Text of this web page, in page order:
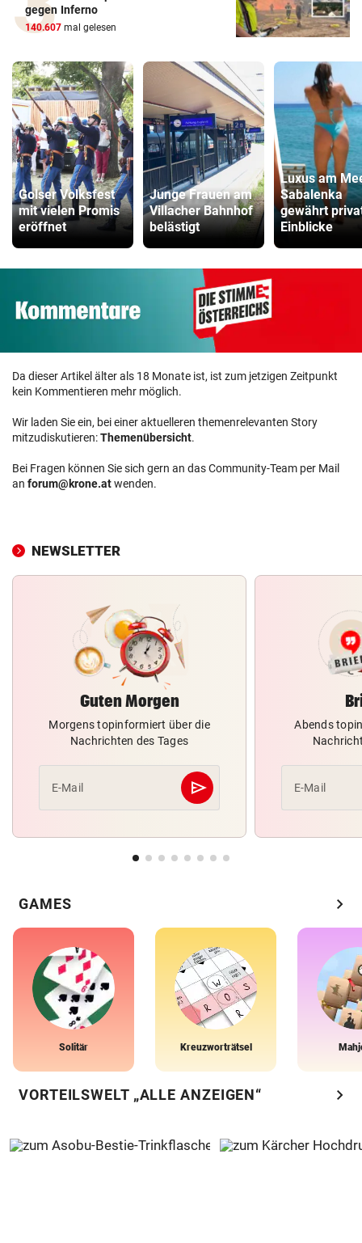
gegen Inferno
140.607 mal gelesen
Golser Volksfest
mit vielen Promis
eröffnet
Junge Frauen am
Villacher Bahnhof
belästigt
Luxus am
Sabalenka
gewährt
Einblicke
Da dieser Artikel älter als 18 Monate ist, ist zum jetzigen Zeitpunkt
kein Kommentieren mehr möglich.
Wir laden Sie ein, bei einer aktuelleren themenrelevanten Story
mitzudiskutieren:Themenübersicht.
Bei Fragen können Sie sich gern an das Community-Team per Mail
an forum@krone.atwenden.
NEWSLETTER
Guten Morgen
Morgens topinformiert über die
Nachrichten des Tages
E-Mail send
Abschicken
Abends
E-Mail
GAMES chevron_right
Solitär Kreuzworträtsel
VORTEILSWELT „ALLE ANZEIGEN“ chevron_right